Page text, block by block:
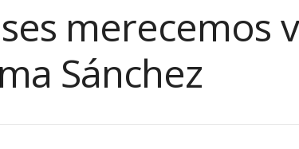
merecemos
Sánchez